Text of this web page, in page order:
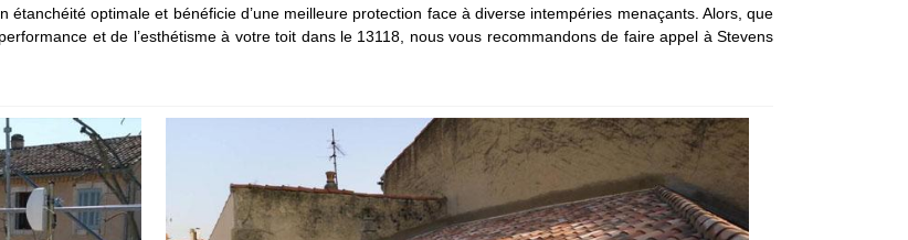
optimale et bénéficie d’une meilleure protection face à diverse intempéries menaçants. Alors, que
et de l’esthétisme à votre toit dans le 13118, nous vous recommandons de faire appel à Stevens